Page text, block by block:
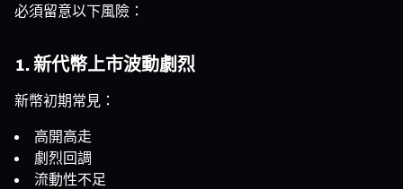
必須留意以下風險：
1. 新代幣上市波動劇烈
新幣初期常見：
高開高走
劇烈回調
流動性不足